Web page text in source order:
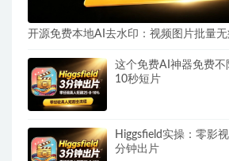
开源免费本地AI去水印：视频图片批量无
这个免费AI神器免费
10秒短片
Higgsfield实操：零影
分钟出片